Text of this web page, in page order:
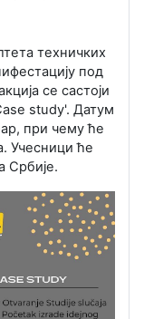
техничких
под
се састоји
study'. Датум
при чему ће
Учесници ће
Србије.